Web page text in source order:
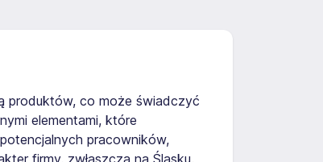
produktów, co może świadczyć
elementami, które
pracowników,
firmy, zwłaszcza na Śląsku,